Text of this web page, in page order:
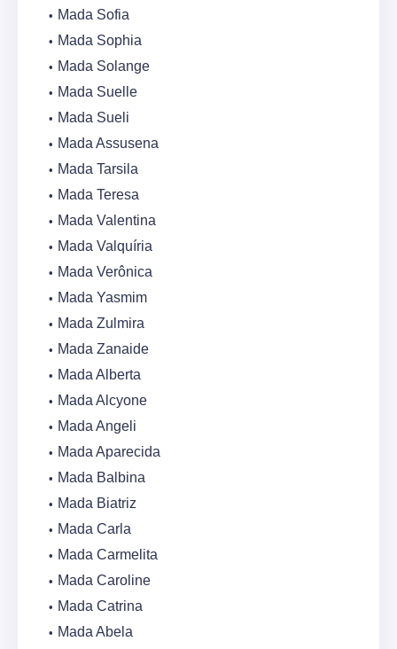
Mada Sofia
Mada Sophia
Mada Solange
Mada Suelle
Mada Sueli
Mada Assusena
Mada Tarsila
Mada Teresa
Mada Valentina
Mada Valquíria
Mada Verônica
Mada Yasmim
Mada Zulmira
Mada Zanaide
Mada Alberta
Mada Alcyone
Mada Angeli
Mada Aparecida
Mada Balbina
Mada Biatriz
Mada Carla
Mada Carmelita
Mada Caroline
Mada Catrina
Mada Abela